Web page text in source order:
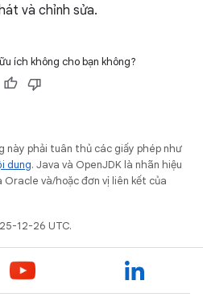
và chỉnh sửa.
ích không cho bạn không?
này phải tuân thủ các giấy phép như
dung. Java và OpenJDK là nhãn hiệu
Oracle và/hoặc đơn vị liên kết của
12-26 UTC.